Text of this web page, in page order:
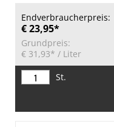
Endverbraucherpreis:
€ 23,95*
Grundpreis:
€ 31,93* / Liter
St.